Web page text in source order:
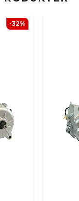
-32%
Skicka en fråga